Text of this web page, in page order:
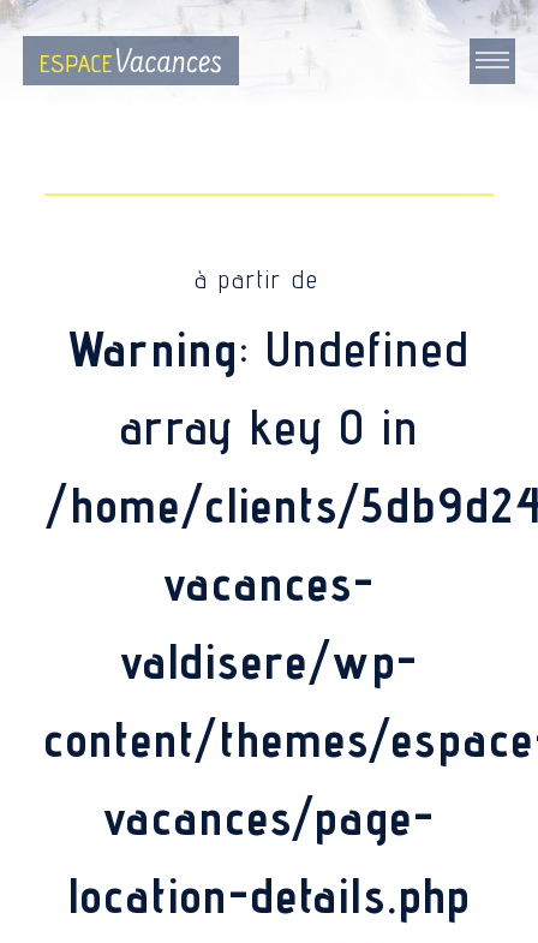
à partir de
Warning: Undefined
array key 0 in
/home/clients/
vacances-
valdisere/wp-
content/themes/
vacances/page-
location-details.php